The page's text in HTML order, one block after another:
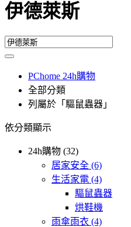
伊德萊斯
PChome 24h購物
全部分類
列屬於「驅鼠蟲器」
依分類顯示
24h購物 (32)
居家安全 (6)
生活家電 (4)
驅鼠蟲器
烘鞋機
雨傘雨衣 (4)